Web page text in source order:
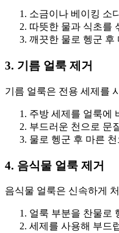
소금이나 베이킹 소
따뜻한 물과 식초를
깨끗한 물로 헹군 후
3. 기름 얼룩 제거
기름 얼룩은 전용 세제를
주방 세제를 얼룩에
부드러운 천으로 문
물로 헹군 후 마른
4. 음식물 얼룩 제거
음식물 얼룩은 신속하게
얼룩 부분을 찬물로
세제를 사용해 부드